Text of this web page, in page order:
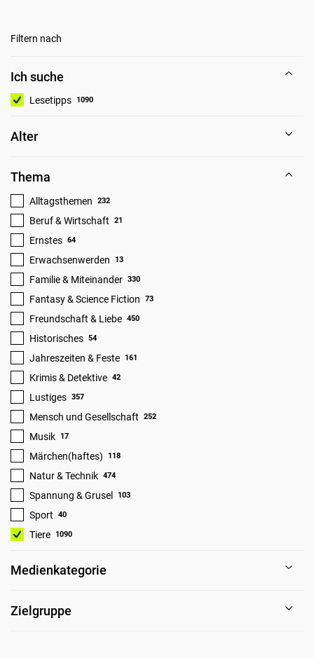
Filtern nach
Ich suche
Lesetipps 1090
Alter
Thema
Alltagsthemen 232
Beruf & Wirtschaft 21
Ernstes 64
Erwachsenwerden 13
Familie & Miteinander 330
Fantasy & Science Fiction 73
Freundschaft & Liebe 450
Historisches 54
Jahreszeiten & Feste 161
Krimis & Detektive 42
Lustiges 357
Mensch und Gesellschaft 252
Musik 17
Märchen(haftes) 118
Natur & Technik 474
Spannung & Grusel 103
Sport 40
Tiere 1090
Medienkategorie
Zielgruppe